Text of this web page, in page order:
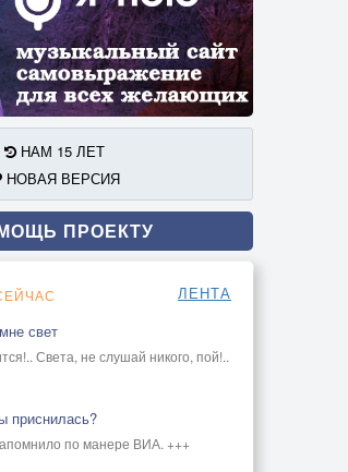
НАМ 15 ЛЕТ
НОВАЯ ВЕРСИЯ
ПРОЕКТУ
ЛЕНТА
свет
Света, не слушай никого, пой!..
приснилась?
по манере ВИА. +++